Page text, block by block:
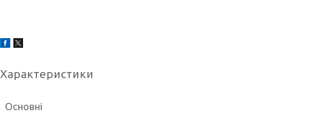
Характеристики
Основні